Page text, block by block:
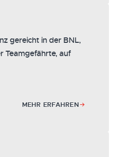
gereicht in der BNL,
Teamgefährte, auf
MEHR ERFAHREN